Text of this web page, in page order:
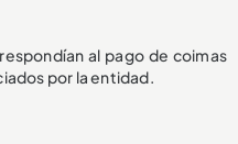
al pago de coimas
por la entidad.